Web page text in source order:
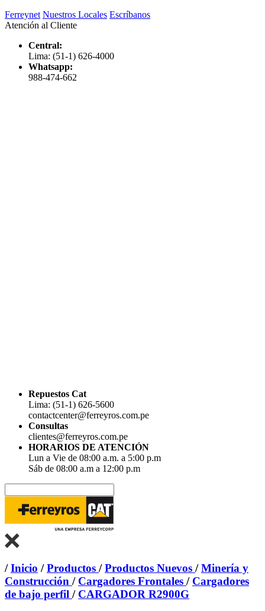
Ferreynet Nuestros Locales Escríbanos
Atención al Cliente
Central:
Lima: (51-1) 626-4000
Whatsapp:
988-474-662
Repuestos Cat
Lima: (51-1) 626-5600
contactcenter@ferreyros.com.pe
Consultas
clientes@ferreyros.com.pe
HORARIOS DE ATENCIÓN
Lun a Vie de 08:00 a.m. a 5:00 p.m
Sáb de 08:00 a.m a 12:00 p.m
/Inicio /Productos /Productos Nuevos /Minería y
Construcción / Cargadores Frontales / Cargadores
de bajo perfil / CARGADOR R2900G